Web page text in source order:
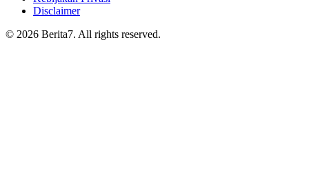
Disclaimer
© 2026 Berita7. All rights reserved.